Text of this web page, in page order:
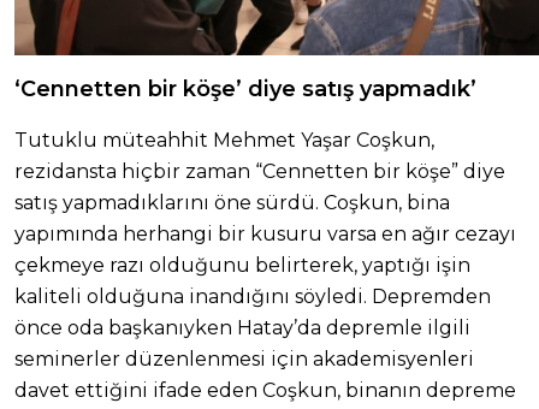
‘Cennetten bir köşe’ diye satış yapmadık’
Tutuklu müteahhit Mehmet Yaşar Coşkun,
rezidansta hiçbir zaman “Cennetten bir köşe” diye
satış yapmadıklarını öne sürdü. Coşkun, bina
yapımında herhangi bir kusuru varsa en ağır cezayı
çekmeye razı olduğunu belirterek, yaptığı işin
kaliteli olduğuna inandığını söyledi. Depremden
önce oda başkanıyken Hatay’da depremle ilgili
seminerler düzenlenmesi için akademisyenleri
davet ettiğini ifade eden Coşkun, binanın depreme